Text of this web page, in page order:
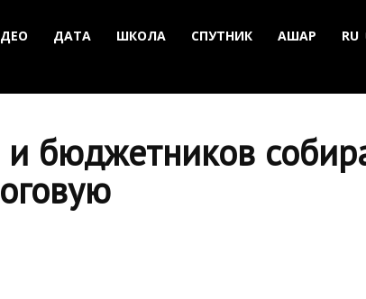
ДАТА ШКОЛА СПУТНИК АШАР RU
бюджетников